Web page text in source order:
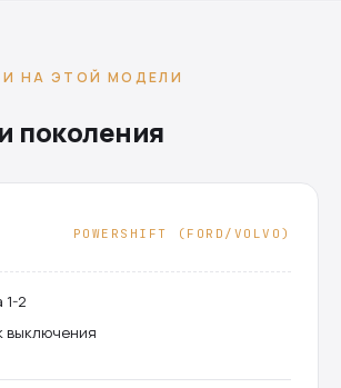
НА ЭТОЙ МОДЕЛИ
поколения
POWERSHIFT (FORD/VOLVO)
1-2
выключения